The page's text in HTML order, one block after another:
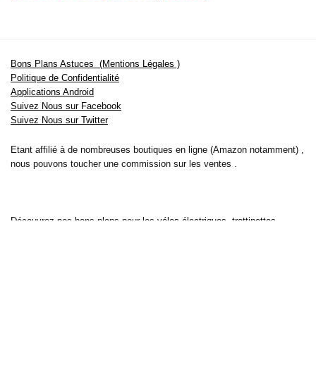
Bons Plans Astuces (Mentions Légales )
Politique de Confidentialité
Applications Android
Suivez Nous sur Facebook
Suivez Nous sur Twitter
Etant affilié à de nombreuses boutiques en ligne (Amazon notamment) ,
nous pouvons toucher une commission sur les ventes .
Découvrez nos bons plans pour les vélos électriques trottinettes